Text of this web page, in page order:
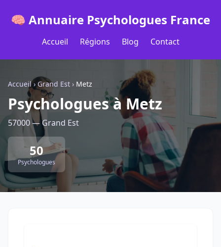
🧠 Annuaire Psychologues France
Accueil Régions Blog Contact
Accueil› Grand Est › Metz
Psychologues à Metz
57000 — Grand Est
50
Psychologues